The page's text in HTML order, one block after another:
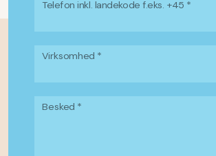
Telefon inkl. landekode f.eks. +45 *
Virksomhed *
Besked *